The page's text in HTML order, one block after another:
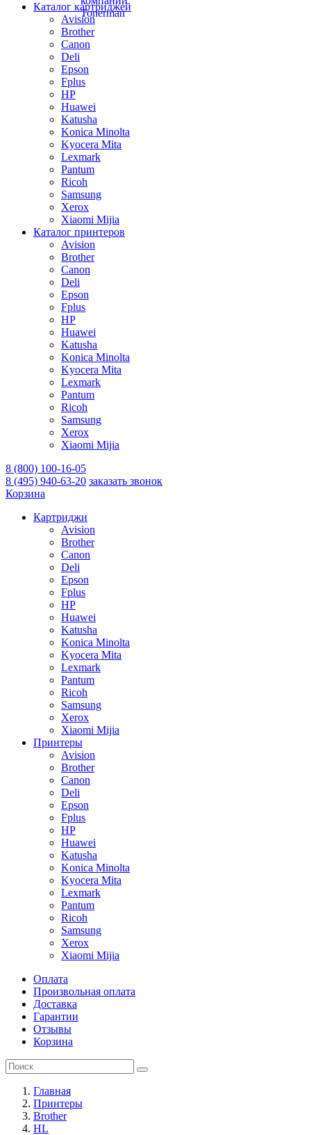
Каталог картриджей
Avision
Brother
Canon
Deli
Epson
Fplus
HP
Huawei
Katusha
Konica Minolta
Kyocera Mita
Lexmark
Pantum
Ricoh
Samsung
Xerox
Xiaomi Mijia
Каталог принтеров
Avision
Brother
Canon
Deli
Epson
Fplus
HP
Huawei
Katusha
Konica Minolta
Kyocera Mita
Lexmark
Pantum
Ricoh
Samsung
Xerox
Xiaomi Mijia
8 (800) 100-16-05
8 (495) 940-63-20 заказать звонок
Корзина
Картриджи
Avision
Brother
Canon
Deli
Epson
Fplus
HP
Huawei
Katusha
Konica Minolta
Kyocera Mita
Lexmark
Pantum
Ricoh
Samsung
Xerox
Xiaomi Mijia
Принтеры
Avision
Brother
Canon
Deli
Epson
Fplus
HP
Huawei
Katusha
Konica Minolta
Kyocera Mita
Lexmark
Pantum
Ricoh
Samsung
Xerox
Xiaomi Mijia
Оплата
Произвольная оплата
Доставка
Гарантии
Отзывы
Корзина
Главная
Принтеры
Brother
HL